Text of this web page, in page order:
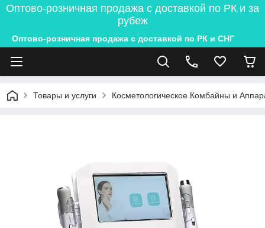
Оптово-розничная продажа с доставкой по РК и за
рубеж
Оптово-розничная продажа с доставкой по РК и СНГ
Товары и услуги Косметологическое Комбайны и